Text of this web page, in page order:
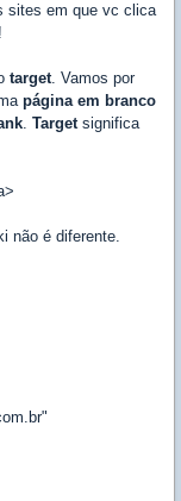
sites em que vc clica
target. Vamos por
página em branco
. Targetsignifica
não é diferente.